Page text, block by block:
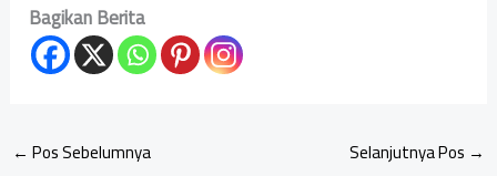
Bagikan Berita
← Pos Sebelumnya Selanjutnya Pos →